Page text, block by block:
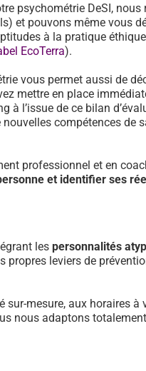
psychométrie DeSI,
et pouvons même vous
à la pratique
EcoTerra).
vous permet aussi de
mettre en place
à l’issue de ce bilan
compétences de
professionnel et en
et identifier ses
les personnalités
propres leviers de
sur-mesure, aux horaires
nous adaptons